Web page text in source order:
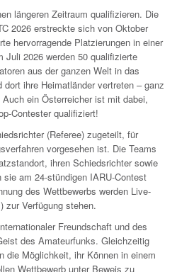
längeren Zeitraum qualifizieren. Die
2026 erstreckte sich von Oktober
hervorragende Platzierungen in einer
Juli 2026 werden 50 qualifizierte
aus der ganzen Welt in das
ihre Heimatländer vertreten – ganz
ein Österreicher ist mit dabei,
Contester qualifiziert!
(Referee) zugeteilt, für
vorgesehen ist. Die Teams
ihren Schiedsrichter sowie
am 24-stündigen IARU-Contest
des Wettbewerbs werden Live-
zur Verfügung stehen.
Freundschaft und des
des Amateurfunks. Gleichzeitig
die Möglichkeit, ihr Können in einem
Wettbewerb unter Beweis zu